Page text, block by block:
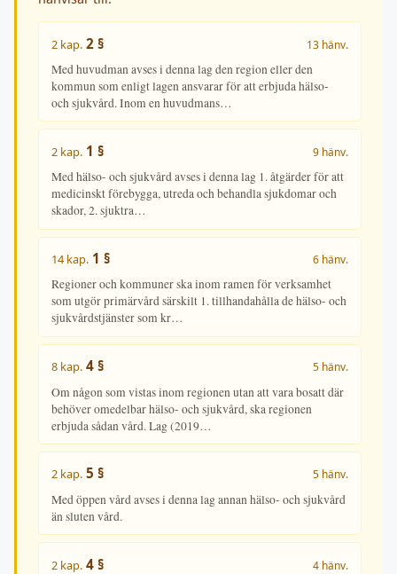
2 kap. 2 § 13 hänv.
Med huvudman avses i denna lag den region eller den
kommun som enligt lagen ansvarar för att erbjuda hälso-
och sjukvård. Inom en huvudmans…
2 kap. 1 § 9 hänv.
Med hälso- och sjukvård avses i denna lag 1. åtgärder för att
medicinskt förebygga, utreda och behandla sjukdomar och
skador, 2. sjuktra…
14 kap. 1 § 6 hänv.
Regioner och kommuner ska inom ramen för verksamhet
som utgör primärvård särskilt 1. tillhandahålla de hälso- och
sjukvårdstjänster som kr…
8 kap. 4 § 5 hänv.
Om någon som vistas inom regionen utan att vara bosatt där
behöver omedelbar hälso- och sjukvård, ska regionen
erbjuda sådan vård. Lag (2019…
2 kap. 5 § 5 hänv.
Med öppen vård avses i denna lag annan hälso- och sjukvård
än sluten vård.
2 kap. 4 § 4 hänv.